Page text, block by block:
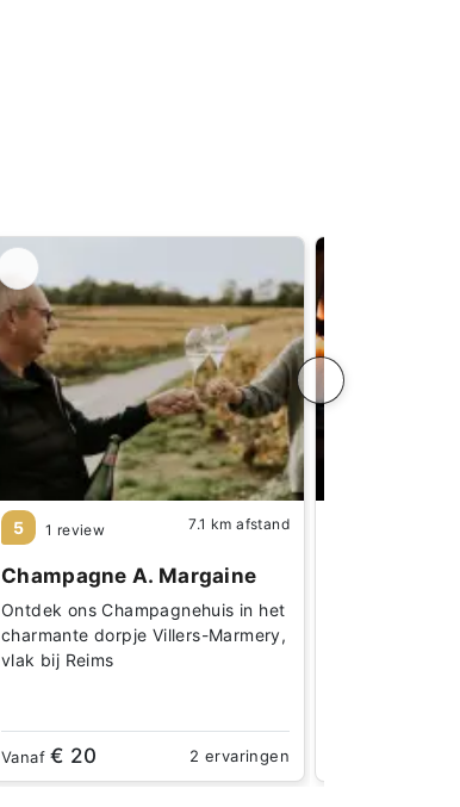
5 1 review 7.1 km afstand
Champagne A. Margaine
Ontdek ons Champagnehuis in het
charmante dorpje Villers-Marmery,
vlak bij Reims
Vanaf€ 20 2 ervaringen